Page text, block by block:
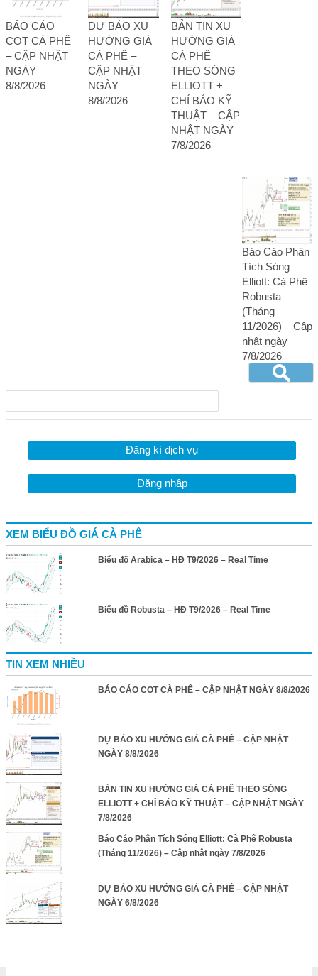
BÁO CÁO
COT CÀ PHÊ
– CẬP NHẬT
NGÀY
8/8/2026
DỰ BÁO XU
HƯỚNG GIÁ
CÀ PHÊ –
CẬP NHẬT
NGÀY
8/8/2026
BẢN TIN XU
HƯỚNG GIÁ
CÀ PHÊ
THEO SÓNG
ELLIOTT +
CHỈ BÁO KỸ
THUẬT – CẬP
NHẬT NGÀY
7/8/2026
Báo Cáo Phân
Tích Sóng
Elliott: Cà Phê
Robusta
(Tháng
11/2026) – Cập
nhật ngày
7/8/2026
Đăng kí dịch vụ
Đăng nhập
XEM BIỂU ĐỒ GIÁ CÀ PHÊ
Biểu đồ Arabica – HĐ T9/2026 – Real Time
Biểu đồ Robusta – HĐ T9/2026 – Real Time
TIN XEM NHIỀU
BÁO CÁO COT CÀ PHÊ – CẬP NHẬT NGÀY 8/8/2026
DỰ BÁO XU HƯỚNG GIÁ CÀ PHÊ – CẬP NHẬT
NGÀY 8/8/2026
BẢN TIN XU HƯỚNG GIÁ CÀ PHÊ THEO SÓNG
ELLIOTT + CHỈ BÁO KỸ THUẬT – CẬP NHẬT NGÀY
7/8/2026
Báo Cáo Phân Tích Sóng Elliott: Cà Phê Robusta
(Tháng 11/2026) – Cập nhật ngày 7/8/2026
DỰ BÁO XU HƯỚNG GIÁ CÀ PHÊ – CẬP NHẬT
NGÀY 6/8/2026